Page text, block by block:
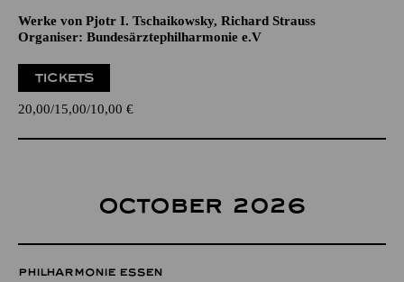
Werke von Pjotr I. Tschaikowsky, Richard Strauss
Organiser: Bundesärztephilharmonie e.V
TICKETS
20,00 15,00 10,00 €
OCTOBER 2026
PHILHARMONIE ESSEN